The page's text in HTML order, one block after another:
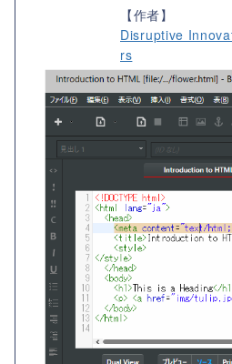
【作者】
Disruptive
rs